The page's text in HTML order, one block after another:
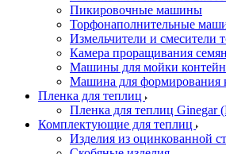
Пикировочные машины
Торфонаполнительные
Измельчители и смесители
Камера проращивания семян
Машины для мойки
Машина для формирования
Пленка для теплиц
Пленка для теплиц Ginegar
Комплектующие для теплиц
Изделия из оцинкованной